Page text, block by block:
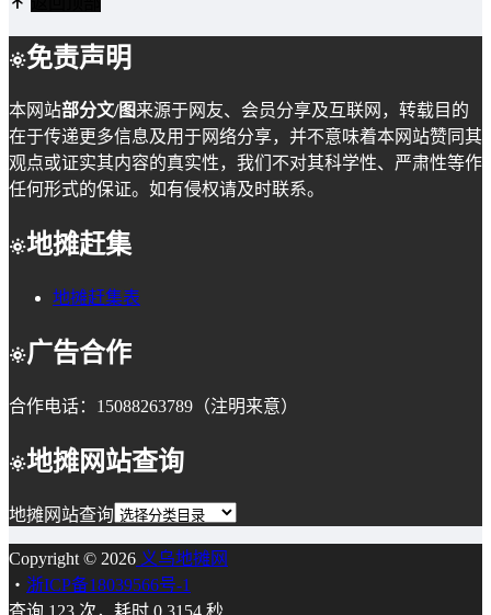
免责声明
本网站部分文/图来源于网友、会员分享及互联网，转载目的
在于传递更多信息及用于网络分享，并不意味着本网站赞同其
观点或证实其内容的真实性，我们不对其科学性、严肃性等作
任何形式的保证。如有侵权请及时联系。
地摊赶集
地摊赶集表
广告合作
合作电话：15088263789（注明来意）
地摊网站查询
地摊网站查询
Copyright © 2026 义乌地摊网
・ 浙ICP备18039566号-1
查询 123 次，耗时 0.3154 秒